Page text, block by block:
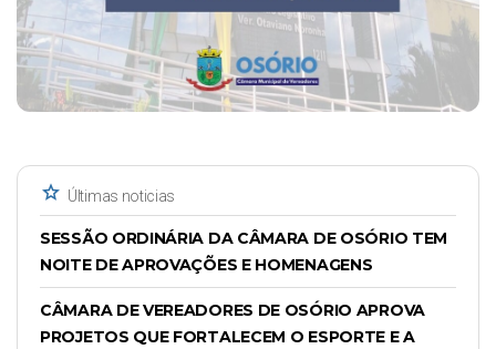
star Últimas noticias
SESSÃO ORDINÁRIA DA CÂMARA DE OSÓRIO TEM
NOITE DE APROVAÇÕES E HOMENAGENS
CÂMARA DE VEREADORES DE OSÓRIO APROVA
PROJETOS QUE FORTALECEM O ESPORTE E A